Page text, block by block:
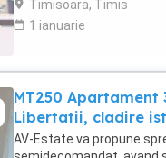
Timisoara, Timis
1 ianuarie
MT250 Apartament
Libertatii, cladire
AV-Estate va propune